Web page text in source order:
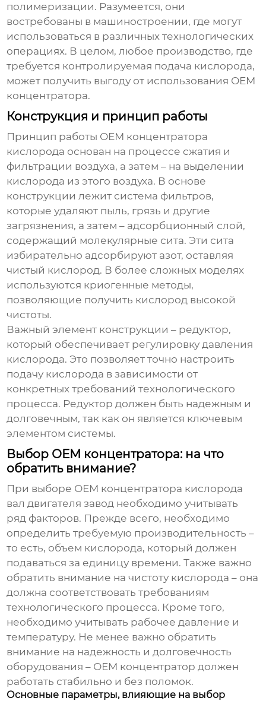
полимеризации. Разумеется, они
востребованы в машиностроении, где могут
использоваться в различных технологических
операциях. В целом, любое производство, где
требуется контролируемая подача кислорода,
может получить выгоду от использования ОЕМ
концентратора.
Конструкция и принцип работы
Принцип работы ОЕМ концентратора
кислорода основан на процессе сжатия и
фильтрации воздуха, а затем – на выделении
кислорода из этого воздуха. В основе
конструкции лежит система фильтров,
которые удаляют пыль, грязь и другие
загрязнения, а затем – адсорбционный слой,
содержащий молекулярные сита. Эти сита
избирательно адсорбируют азот, оставляя
чистый кислород. В более сложных моделях
используются криогенные методы,
позволяющие получить кислород высокой
чистоты.
Важный элемент конструкции – редуктор,
который обеспечивает регулировку давления
кислорода. Это позволяет точно настроить
подачу кислорода в зависимости от
конкретных требований технологического
процесса. Редуктор должен быть надежным и
долговечным, так как он является ключевым
элементом системы.
Выбор ОЕМ концентратора: на что
обратить внимание?
При выборе ОЕМ концентратора кислорода
вал двигателя завод необходимо учитывать
ряд факторов. Прежде всего, необходимо
определить требуемую производительность –
то есть, объем кислорода, который должен
подаваться за единицу времени. Также важно
обратить внимание на чистоту кислорода – она
должна соответствовать требованиям
технологического процесса. Кроме того,
необходимо учитывать рабочее давление и
температуру. Не менее важно обратить
внимание на надежность и долговечность
оборудования – ОЕМ концентратор должен
работать стабильно и без поломок.
Основные параметры, влияющие на выбор